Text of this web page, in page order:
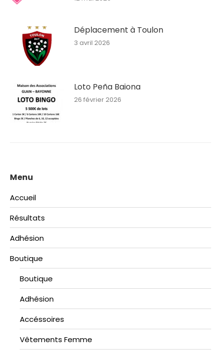
Déplacement à Toulon
3 avril 2026
Loto Peña Baiona
26 février 2026
Menu
Accueil
Résultats
Adhésion
Boutique
Boutique
Adhésion
Accéssoires
Vêtements Femme